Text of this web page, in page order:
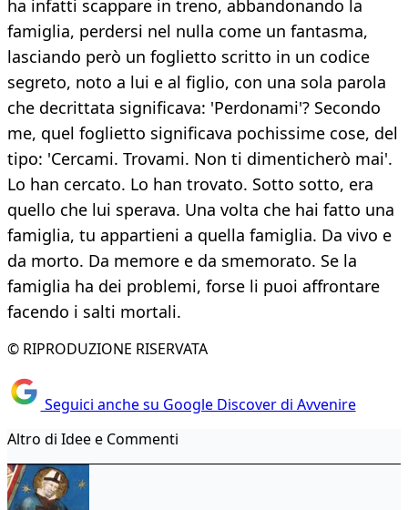
ha infatti scappare in treno, abbandonando la
famiglia, perdersi nel nulla come un fantasma,
lasciando però un foglietto scritto in un codice
segreto, noto a lui e al figlio, con una sola parola
che decrittata significava: 'Perdonami'? Secondo
me, quel foglietto significava pochissime cose, del
tipo: 'Cercami. Trovami. Non ti dimenticherò mai'.
Lo han cercato. Lo han trovato. Sotto sotto, era
quello che lui sperava. Una volta che hai fatto una
famiglia, tu appartieni a quella famiglia. Da vivo e
da morto. Da memore e da smemorato. Se la
famiglia ha dei problemi, forse li puoi affrontare
facendo i salti mortali.
© RIPRODUZIONE RISERVATA
Seguici anche su Google Discover di Avvenire
Altro di Idee e Commenti